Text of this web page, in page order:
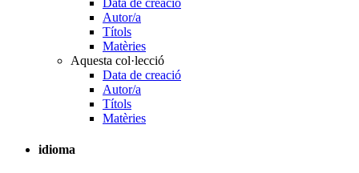
Autor/a
Títols
Matèries
Aquesta col·lecció
Data de creació
Autor/a
Títols
Matèries
idioma